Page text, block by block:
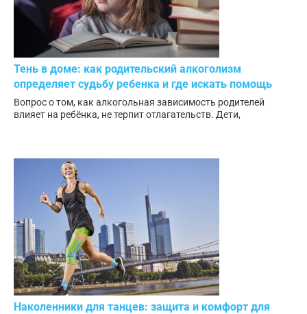
Тень в доме: как родительский алкоголизм
определяет судьбу ребенка и где искать помощь
Вопрос о том, как алкогольная зависимость родителей
влияет на ребёнка, не терпит отлагательств. Дети,
Наколенники для танцев: защита и комфорт для